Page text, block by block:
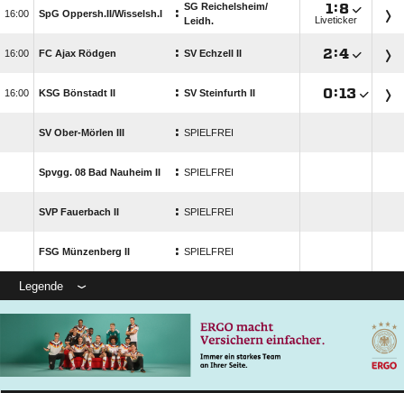
 SpG Oppersh.II/​Wisselsh.I : SG Reichelsheim/​
Leidh.
 :
Liveticker
 FC Ajax Rödgen : SV Echzell II :
 KSG Bönstadt II : SV Steinfurth II :
SV Ober-Mörlen III : SPIELFREI
Spvgg. 08 Bad Nauheim II : SPIELFREI
SVP Fauerbach II : SPIELFREI
FSG Münzenberg II : SPIELFREI
Legende